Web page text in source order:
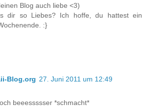
Blog auch liebe <3)
dir so Liebes? Ich hoffe, du hattest ein
:}
Blog.org 27. Juni 2011 um 12:49
beeessssser *schmacht*